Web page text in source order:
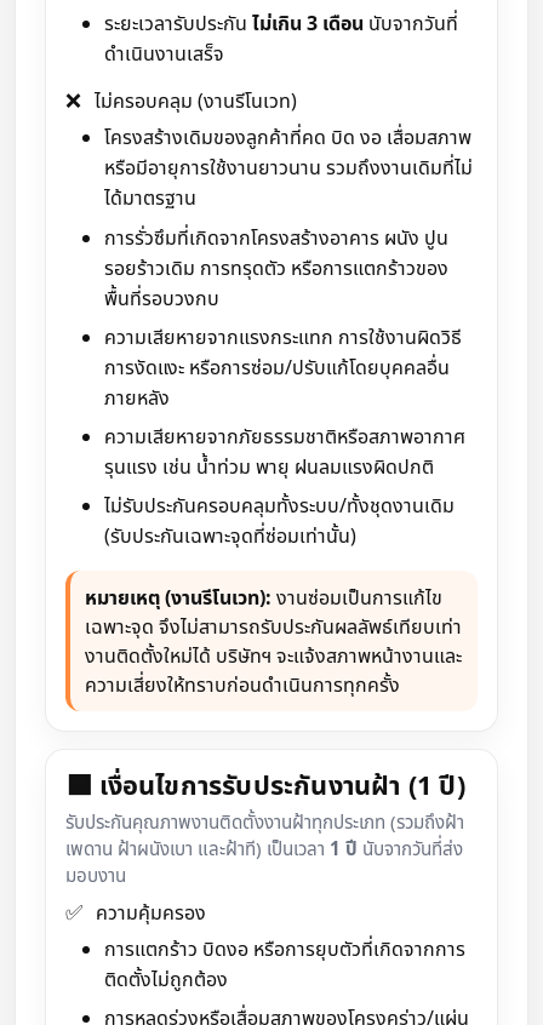
ระยะเวลารับประกัน ไม่เกิน 3 เดือน นับจากวันที่
ดำเนินงานเสร็จ
❌ ไม่ครอบคลุม (งานรีโนเวท)
โครงสร้างเดิมของลูกค้าที่คด บิด งอ เสื่อมสภาพ
หรือมีอายุการใช้งานยาวนาน รวมถึงงานเดิมที่ไม่
ได้มาตรฐาน
การรั่วซึมที่เกิดจากโครงสร้างอาคาร ผนัง ปูน
รอยร้าวเดิม การทรุดตัว หรือการแตกร้าวของ
พื้นที่รอบวงกบ
ความเสียหายจากแรงกระแทก การใช้งานผิดวิธี
การงัดแงะ หรือการซ่อม/ปรับแก้โดยบุคคลอื่น
ภายหลัง
ความเสียหายจากภัยธรรมชาติหรือสภาพอากาศ
รุนแรง เช่น น้ำท่วม พายุ ฝนลมแรงผิดปกติ
ไม่รับประกันครอบคลุมทั้งระบบ/ทั้งชุดงานเดิม
(รับประกันเฉพาะจุดที่ซ่อมเท่านั้น)
หมายเหตุ (งานรีโนเวท): งานซ่อมเป็นการแก้ไข
เฉพาะจุด จึงไม่สามารถรับประกันผลลัพธ์เทียบเท่า
งานติดตั้งใหม่ได้ บริษัทฯ จะแจ้งสภาพหน้างานและ
ความเสี่ยงให้ทราบก่อนดำเนินการทุกครั้ง
🟧 เงื่อนไขการรับประกันงานฝ้า (1 ปี)
รับประกันคุณภาพงานติดตั้งงานฝ้าทุกประเภท (รวมถึงฝ้า
เพดาน ฝ้าผนังเบา และฝ้าที) เป็นเวลา 1 ปี นับจากวันที่ส่ง
มอบงาน
✅ ความคุ้มครอง
การแตกร้าว บิดงอ หรือการยุบตัวที่เกิดจากการ
ติดตั้งไม่ถูกต้อง
การหลุดร่วงหรือเสื่อมสภาพของโครงคร่าว/แผ่น